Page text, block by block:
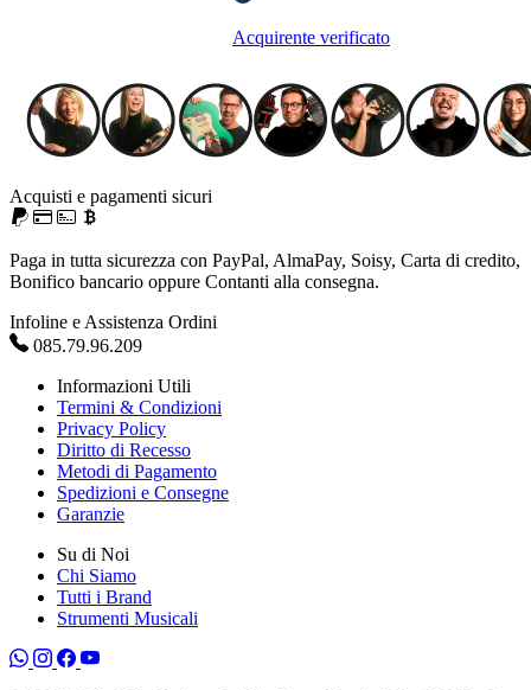
Acquirente verificato
Acquisti e pagamenti sicuri
Paga in tutta sicurezza con PayPal, AlmaPay, Soisy, Carta di credito,
Bonifico bancario oppure Contanti alla consegna.
Infoline e Assistenza Ordini
085.79.96.209
Informazioni Utili
Termini & Condizioni
Privacy Policy
Diritto di Recesso
Metodi di Pagamento
Spedizioni e Consegne
Garanzie
Su di Noi
Chi Siamo
Tutti i Brand
Strumenti Musicali